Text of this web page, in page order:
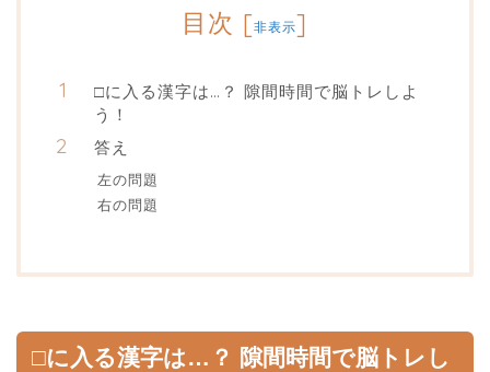
目次 [非表示]
□に入る漢字は…？ 隙間時間で脳トレしよ
う！
答え
左の問題
右の問題
□に入る漢字は…？ 隙間時間で脳トレし